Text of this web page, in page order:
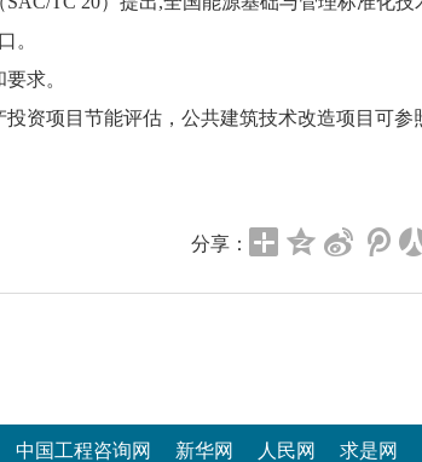
。
求。
资项目节能评估，公共建筑技术改造项目可参
分享：